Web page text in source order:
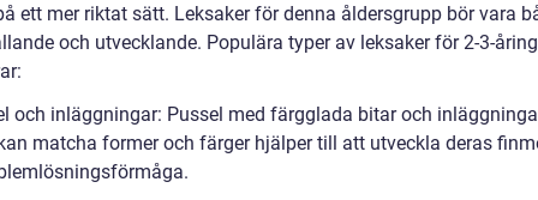
ett mer riktat sätt. Leksaker för denna åldersgrupp bör vara
och utvecklande. Populära typer av leksaker för 2-3-
och inläggningar: Pussel med färgglada bitar och
matcha former och färger hjälper till att utveckla deras